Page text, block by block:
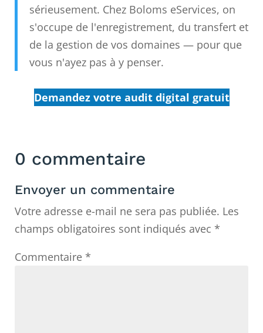
sérieusement. Chez Boloms eServices, on
s'occupe de l'enregistrement, du transfert et
de la gestion de vos domaines — pour que
vous n'ayez pas à y penser.
Demandez votre audit digital gratuit
0 commentaire
Envoyer un commentaire
Votre adresse e-mail ne sera pas publiée. Les
champs obligatoires sont indiqués avec *
Commentaire *